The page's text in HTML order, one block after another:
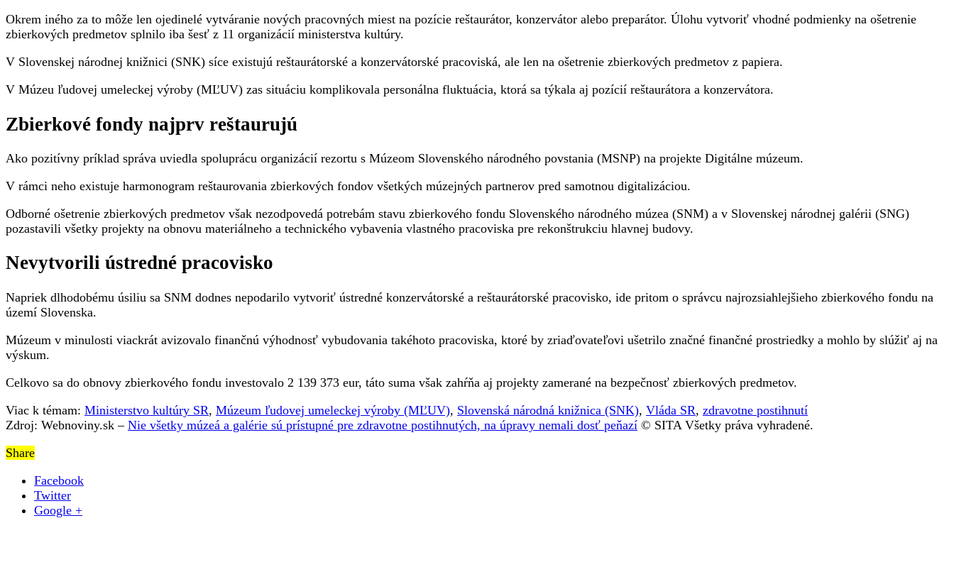
Okrem iného za to môže len ojedinelé vytváranie nových pracovných miest na pozície reštaurátor, konzervátor alebo preparátor. Úlohu vytvoriť vhodné podmienky na ošetrenie
zbierkových predmetov splnilo iba šesť z 11 organizácií ministerstva kultúry.
V Slovenskej národnej knižnici (SNK) síce existujú reštaurátorské a konzervátorské pracoviská, ale len na ošetrenie zbierkových predmetov z papiera.
V Múzeu ľudovej umeleckej výroby (MĽUV) zas situáciu komplikovala personálna fluktuácia, ktorá sa týkala aj pozícií reštaurátora a konzervátora.
Zbierkové fondy najprv reštaurujú
Ako pozitívny príklad správa uviedla spoluprácu organizácií rezortu s Múzeom Slovenského národného povstania (MSNP) na projekte Digitálne múzeum.
V rámci neho existuje harmonogram reštaurovania zbierkových fondov všetkých múzejných partnerov pred samotnou digitalizáciou.
Odborné ošetrenie zbierkových predmetov však nezodpovedá potrebám stavu zbierkového fondu Slovenského národného múzea (SNM) a v Slovenskej národnej galérii (SNG)
pozastavili všetky projekty na obnovu materiálneho a technického vybavenia vlastného pracoviska pre rekonštrukciu hlavnej budovy.
Nevytvorili ústredné pracovisko
Napriek dlhodobému úsiliu sa SNM dodnes nepodarilo vytvoriť ústredné konzervátorské a reštaurátorské pracovisko, ide pritom o správcu najrozsiahlejšieho zbierkového fondu na
území Slovenska.
Múzeum v minulosti viackrát avizovalo finančnú výhodnosť vybudovania takéhoto pracoviska, ktoré by zriaďovateľovi ušetrilo značné finančné prostriedky a mohlo by slúžiť aj na
výskum.
Celkovo sa do obnovy zbierkového fondu investovalo 2 139 373 eur, táto suma však zahŕňa aj projekty zamerané na bezpečnosť zbierkových predmetov.
Viac k témam: Ministerstvo kultúry SR, Múzeum ľudovej umeleckej výroby (MĽUV), Slovenská národná knižnica (SNK), Vláda SR, zdravotne postihnutí
Zdroj: Webnoviny.sk – Nie všetky múzeá a galérie sú prístupné pre zdravotne postihnutých, na úpravy nemali dosť peňazí © SITA Všetky práva vyhradené.
Share
Facebook
Twitter
Google +